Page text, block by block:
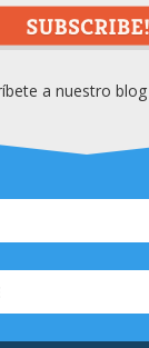
entre
y uno
la familia
pocos días
cosa y
lo
a nuestro